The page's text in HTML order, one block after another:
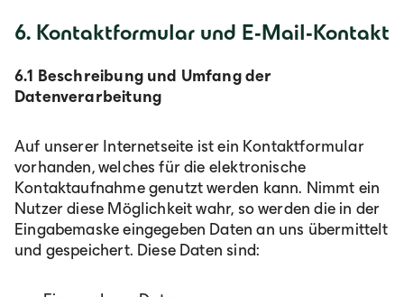
6. Kontaktformular und E-Mail-Kontakt
6.1 Beschreibung und Umfang der
Datenverarbeitung
Auf unserer Internetseite ist ein Kontaktformular
vorhanden, welches für die elektronische
Kontaktaufnahme genutzt werden kann. Nimmt ein
Nutzer diese Möglichkeit wahr, so werden die in der
Eingabemaske eingegeben Daten an uns übermittelt
und gespeichert. Diese Daten sind: